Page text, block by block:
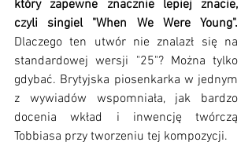
który zapewne znacznie lepiej znacie,
Dlaczego ten utwór nie znalazł się na
standardowej wersji "25"? Można tylko
gdybać. Brytyjska piosenkarka w jednym
z wywiadów wspomniała, jak bardzo
docenia wkład i inwencję twórczą
Tobbiasa przy tworzeniu tej kompozycji.